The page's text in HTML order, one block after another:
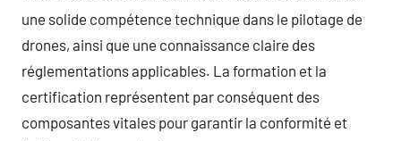
une solide compétence technique dans le pilotage de
drones, ainsi que une connaissance claire des
réglementations applicables. La formation et la
certification représentent par conséquent des
composantes vitales pour garantir la conformité et